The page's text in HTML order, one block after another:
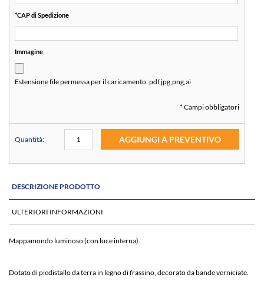
*CAP di Spedizione
Immagine
Estensione file permessa per il caricamento:pdf,jpg,png,ai
* Campi obbligatori
Quantità: AGGIUNGI A PREVENTIVO
DESCRIZIONE PRODOTTO
ULTERIORI INFORMAZIONI
Mappamondo luminoso (con luce interna).
Dotato di piedistallo da terra in legno di frassino, decorato da bande verniciate.